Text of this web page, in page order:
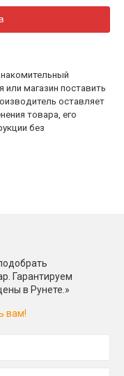
или магазин поставить
оставляет
товара, его
без
Гарантируем
в Рунете.»
вам!